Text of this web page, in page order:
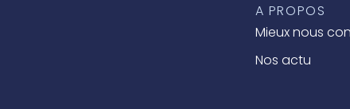
A PROPOS
Mieux nous
Nos actu